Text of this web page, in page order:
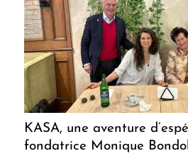
KASA, une aventure
fondatrice Monique